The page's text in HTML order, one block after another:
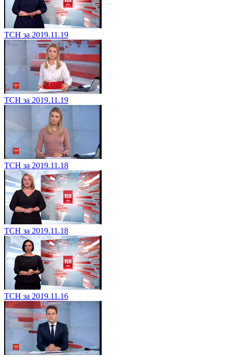
ТСН за 2019.11.19
ТСН за 2019.11.19
ТСН за 2019.11.18
ТСН за 2019.11.18
ТСН за 2019.11.16